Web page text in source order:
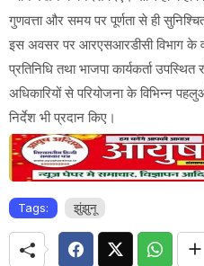
गुणवत्ता और समय पर पूर्णता से ही
इस अवसर पर आरएसआरडीसी विभाग के
प्रतिनिधि तथा भाजपा कार्यकर्ता
अधिकारियों से परियोजना के विभिन्न
निर्देश भी प्रदान किए।
Tags: झुंझुनू